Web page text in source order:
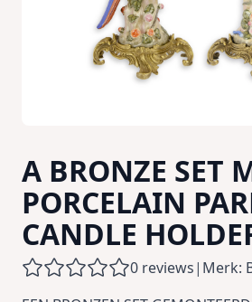
A BRONZE SET
PORCELAIN
CANDLE
0 reviews| Merk: